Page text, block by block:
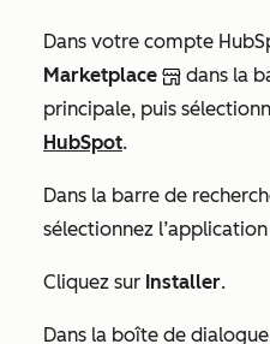
Dans votre compte
Marketplace
dans la
principale, puis
HubSpot.
Dans la barre de
sélectionnez l’application
Cliquez sur Installer.
Dans la boîte de